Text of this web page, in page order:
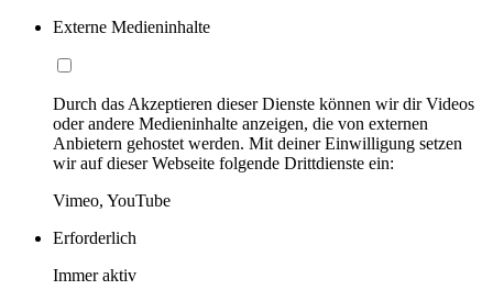
Externe Medieninhalte
Durch das Akzeptieren dieser Dienste können wir dir Videos
oder andere Medieninhalte anzeigen, die von externen
Anbietern gehostet werden. Mit deiner Einwilligung setzen
wir auf dieser Webseite folgende Drittdienste ein:
Vimeo, YouTube
Erforderlich
Immer aktiv